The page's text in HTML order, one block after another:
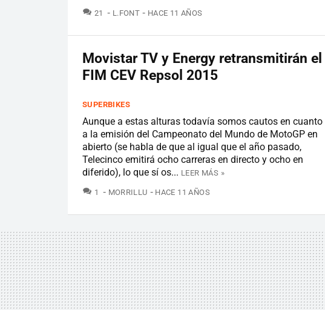
21 COMENTARIOS
L.FONT HACE 11 AÑOS
Movistar TV y Energy retransmitirán el
FIM CEV Repsol 2015
SUPERBIKES
Aunque a estas alturas todavía somos cautos en cuanto
a la emisión del Campeonato del Mundo de MotoGP en
abierto (se habla de que al igual que el año pasado,
Telecinco emitirá ocho carreras en directo y ocho en
diferido), lo que sí os... LEER MÁS »
1 COMENTARIOS
MORRILLU HACE 11 AÑOS